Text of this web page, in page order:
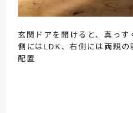
玄関ドアを開けると、真っ
側にはLDK、右側には両親
配置